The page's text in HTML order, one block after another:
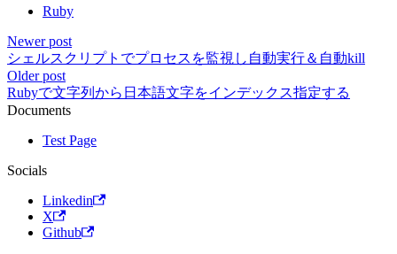
Ruby
Newer post
シェルスクリプトでプロセスを監視し自動実行＆自動kill
Older post
Rubyで文字列から日本語文字をインデックス指定する
Documents
Test Page
Socials
Linkedin
X
Github